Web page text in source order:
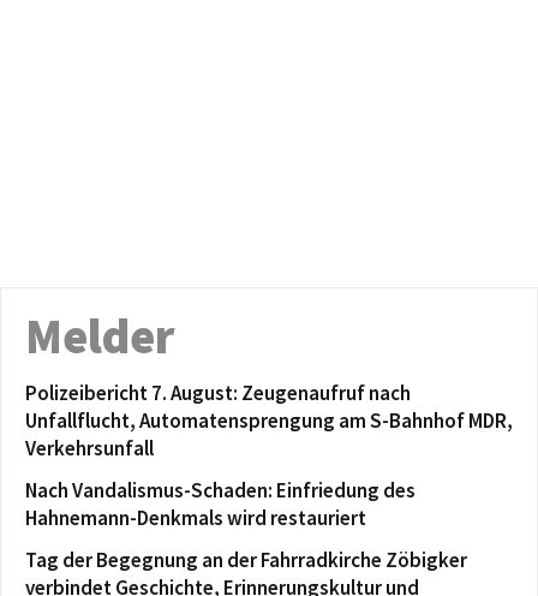
Melder
Polizeibericht 7. August: Zeugenaufruf nach
Unfallflucht, Automatensprengung am S-Bahnhof MDR,
Verkehrsunfall
Nach Vandalismus-Schaden: Einfriedung des
Hahnemann-Denkmals wird restauriert
Tag der Begegnung an der Fahrradkirche Zöbigker
verbindet Geschichte, Erinnerungskultur und